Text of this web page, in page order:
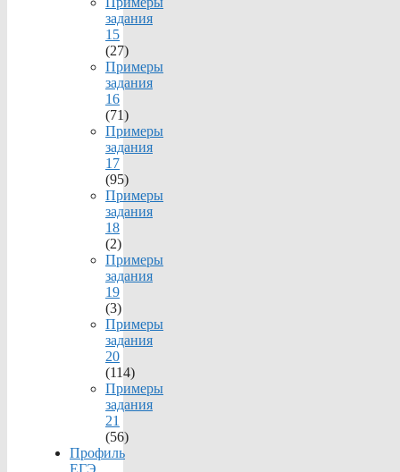
задания
15
(27)
Примеры
задания
16
(71)
Примеры
задания
17
(95)
Примеры
задания
18
(2)
Примеры
задания
19
(3)
Примеры
задания
20
(114)
Примеры
задания
21
(56)
Профиль
ЕГЭ